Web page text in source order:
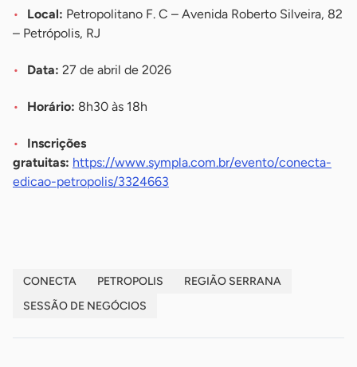
Local: Petropolitano F. C – Avenida Roberto Silveira, 82
– Petrópolis, RJ
Data: 27 de abril de 2026
Horário: 8h30 às 18h
Inscrições
gratuitas: https://www.sympla.com.br/evento/conecta-
edicao-petropolis/3324663
CONECTA PETROPOLIS
REGIÃO SERRANA
SESSÃO DE NEGÓCIOS